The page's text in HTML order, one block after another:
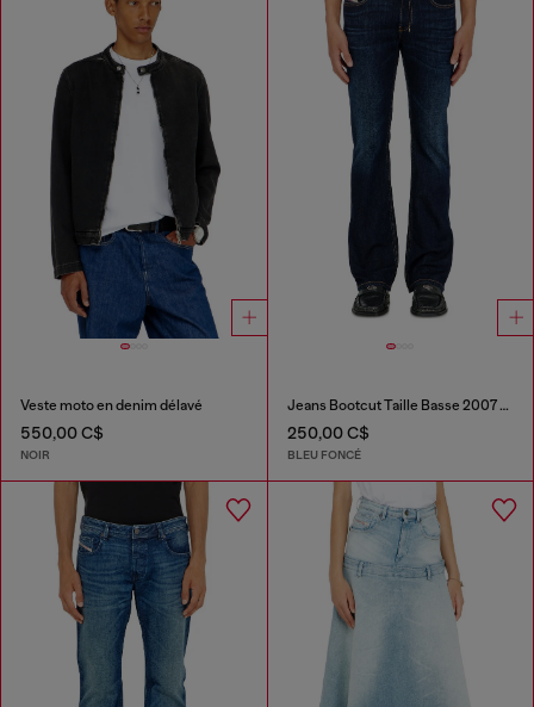
Veste moto en denim délavé
550,00 C$
NOIR
Jeans Bootcut Taille Basse 2007 Zatiny
250,00 C$
BLEU FONCÉ